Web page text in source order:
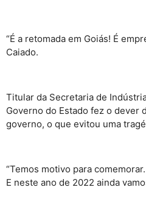
“É a retomada em Goiás! É
Caiado.
Titular da Secretaria de
Governo do Estado fez o dever
governo, o que evitou uma
“Temos motivo para
E neste ano de 2022 ainda